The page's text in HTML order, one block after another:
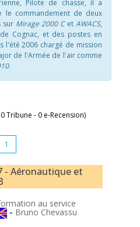
Pilote de chasse, il a
le commandement de deux
sur Mirage 2000 Cet AWACS,
Cognac, et des postes en
l'été 2006 chargé de mission
de l'Armée de l'air comme
.
Tribune - 0 e-Recension)
1
- Aéronautique et
au service
- Bruno Chevassu